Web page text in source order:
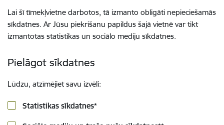
Lai šī tīmekļvietne darbotos, tā izmanto obligāti nepieciešamās
sīkdatnes. Ar Jūsu piekrišanu papildus šajā vietnē var tikt
izmantotas statistikas un sociālo mediju sīkdatnes.
Pielāgot sīkdatnes
Lūdzu, atzīmējiet savu izvēli:
Statistikas sīkdatnes*